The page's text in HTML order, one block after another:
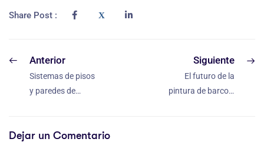
Share Post :
Anterior
Sistemas de pisos
y paredes de
integral
Siguiente
El futuro de la
pintura de barcos,
Dejar un Comentario